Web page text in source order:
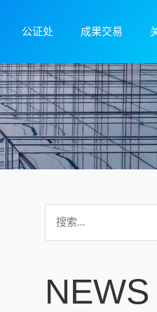
公证处 成果交易
NEWS